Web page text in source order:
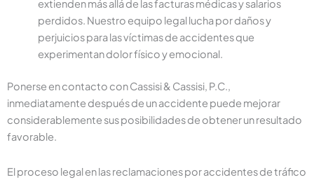
extienden más allá de las facturas médicas y salarios
perdidos. Nuestro equipo legal lucha por daños y
perjuicios para las víctimas de accidentes que
experimentan dolor físico y emocional.
Ponerse en contacto con Cassisi & Cassisi, P.C.,
inmediatamente después de un accidente puede mejorar
considerablemente sus posibilidades de obtener un resultado
favorable.
El proceso legal en las reclamaciones por accidentes de tráfico